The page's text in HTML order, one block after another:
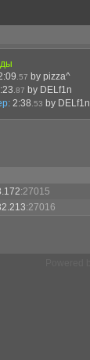
.57 by pizza^
.87 by DELf1n
2:38 .53 by DELf1n
:27015
:27016